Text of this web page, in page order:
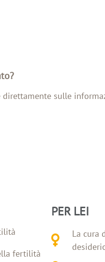
direttamente sulle
fertilità
PER LEI
La cura